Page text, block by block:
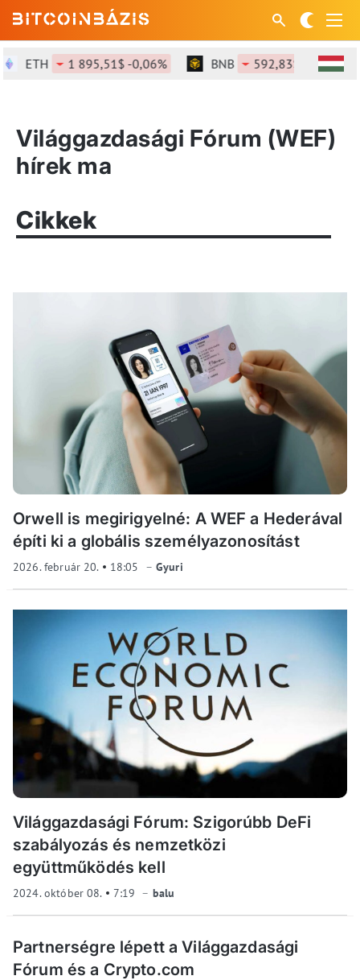
ETH 1 895,51$ -0,06% BNB 592,83$ -0,17%
Világgazdasági Fórum (WEF)
hírek ma
Cikkek
Orwell is megirigyelné: A WEF a Hederával
építi ki a globális személyazonosítást
2026. február 20. 18:05 Gyuri
Világgazdasági Fórum: Szigorúbb DeFi
szabályozás és nemzetközi
együttműködés kell
2024. október 08. 7:19 balu
Partnerségre lépett a Világgazdasági
Fórum és a Crypto.com